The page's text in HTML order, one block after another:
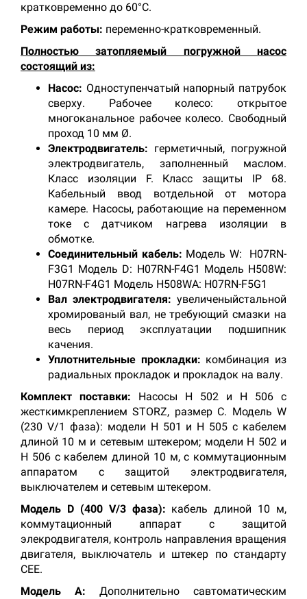
кратковременно до 60°С.
Режим работы: переменно-кратковременный.
Полностью затопляемый погружной насос
состоящий из:
Насос: Одноступенчатый напорный патрубок
сверху. Рабочее колесо: открытое
многоканальное рабочее колесо. Свободный
проход 10 мм Ø.
Электродвигатель: герметичный, погружной
электродвигатель, заполненный маслом.
Класс изоляции F. Класс защиты IP 68.
Кабельный ввод вотдельной от мотора
камере. Насосы, работающие на переменном
токе с датчиком нагрева изоляции в
обмотке.
Соединительный кабель: Модель W: H07RN-
F3G1 Модель D: H07RN-F4G1 Модель H508W:
H07RN-F4G1 Модель H508WA: H07RN-F5G1
Вал электродвигателя: увеличеныйстальной
хромированый вал, не требующий смазки на
весь период эксплуатации подшипник
качения.
Уплотнительные прокладки: комбинация из
радиальных прокладок и прокладок на валу.
Комплект поставки: Насосы Н 502 и Н 506 с
жесткимкреплением STORZ, размер С. Модель W
(230 V/1 фаза): модели Н 501 и Н 505 с кабелем
длиной 10 м и сетевым штекером; модели Н 502 и
Н 506 с кабелем длиной 10 м, с коммутационным
аппаратом с защитой электродвигателя,
выключателем и сетевым штекером.
Модель D (400 V/3 фаза): кабель длиной 10 м,
коммутационный аппарат с защитой
элекродвигателя, контроль направления вращения
двигателя, выключатель и штекер по стандарту
СЕЕ.
Модель A: Дополнительно савтоматическим